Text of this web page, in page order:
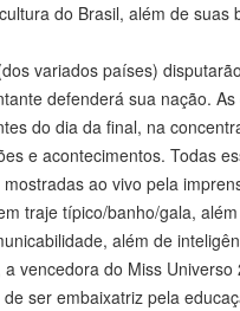
do Brasil, além de
variados países)
defenderá sua nação.
do dia da final, na
e acontecimentos. Todas
ao vivo pela
traje típico/banho/gala,
além de
vencedora do Miss
ser embaixatriz pela